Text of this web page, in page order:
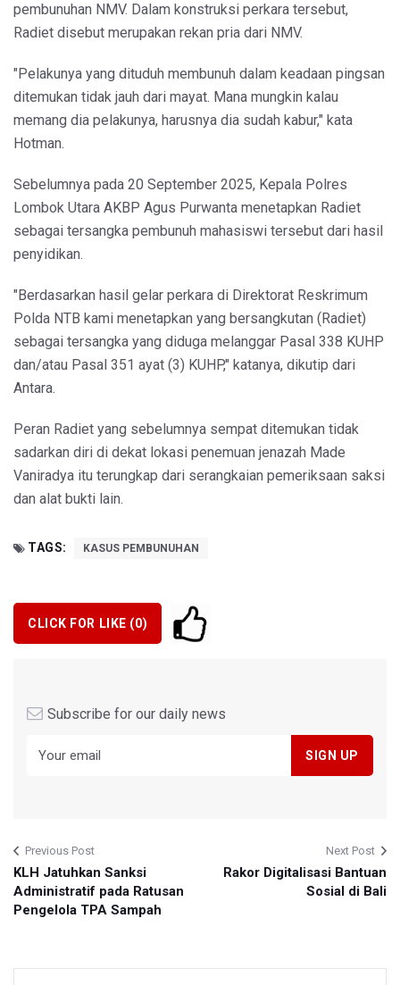
pembunuhan NMV. Dalam konstruksi perkara tersebut,
Radiet disebut merupakan rekan pria dari NMV.
"Pelakunya yang dituduh membunuh dalam keadaan pingsan
ditemukan tidak jauh dari mayat. Mana mungkin kalau
memang dia pelakunya, harusnya dia sudah kabur," kata
Hotman.
Sebelumnya pada 20 September 2025, Kepala Polres
Lombok Utara AKBP Agus Purwanta menetapkan Radiet
sebagai tersangka pembunuh mahasiswi tersebut dari hasil
penyidikan.
"Berdasarkan hasil gelar perkara di Direktorat Reskrimum
Polda NTB kami menetapkan yang bersangkutan (Radiet)
sebagai tersangka yang diduga melanggar Pasal 338 KUHP
dan/atau Pasal 351 ayat (3) KUHP," katanya, dikutip dari
Antara.
Peran Radiet yang sebelumnya sempat ditemukan tidak
sadarkan diri di dekat lokasi penemuan jenazah Made
Vaniradya itu terungkap dari serangkaian pemeriksaan saksi
dan alat bukti lain.
TAGS: KASUS PEMBUNUHAN
CLICK FOR LIKE (0)
Subscribe for our daily news
Previous Post
KLH Jatuhkan Sanksi
Administratif pada Ratusan
Pengelola TPA Sampah
Next Post
Rakor Digitalisasi Bantuan
Sosial di Bali